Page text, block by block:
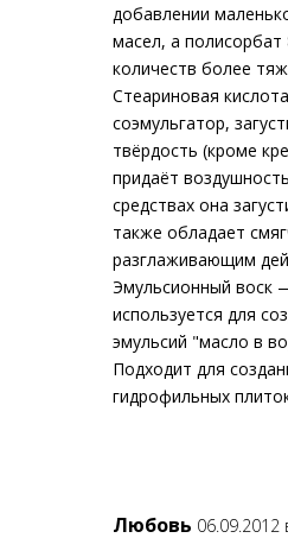
добавлении
масел, а
количеств более
Стеариновая
соэмульгатор,
твёрдость (кроме
придаёт
средствах она
также обладает
разглаживающим
Эмульсионный воск
используется для
эмульсий "масло в
Подходит для
гидрофильных
Любовь 06.09.2012